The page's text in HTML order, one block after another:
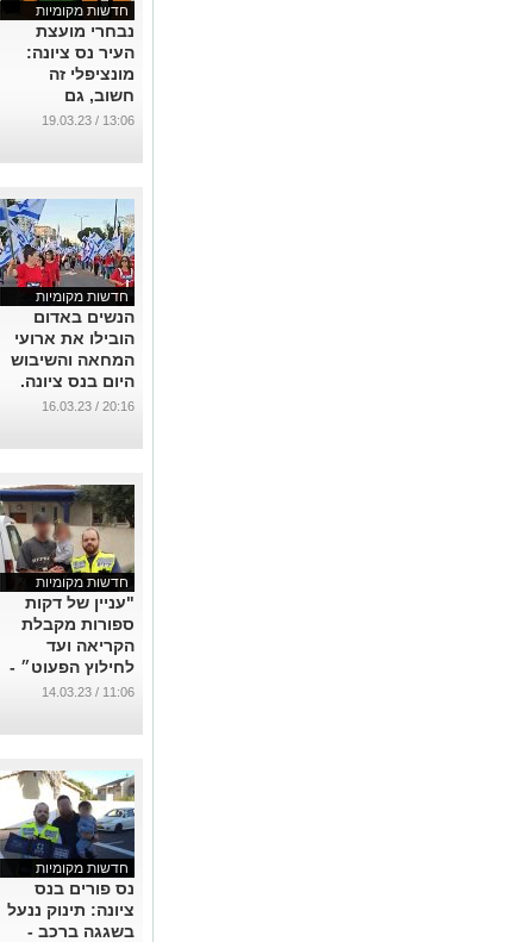
חדשות מקומיות
נבחרי מועצת
העיר נס ציונה:
מונציפלי זה
חשוב, גם
היסטוריה, אבל
ופניה של
...
13:06 / 19.03.23
חדשות מקומיות
הנשים באדום
הובילו את ארועי
המחאה והשיבוש
היום בנס ציונה.
למוצ"ש מתוכננת
התשיעית.
20:16 / 16.03.23
חדשות מקומיות
"עניין של דקות
ספורות מקבלת
הקריאה ועד
לחילוץ הפעוט״ -
פעוט חולץ בנס
...
11:06 / 14.03.23
חדשות מקומיות
נס פורים בנס
ציונה: תינוק ננעל
בשגגה ברכב -